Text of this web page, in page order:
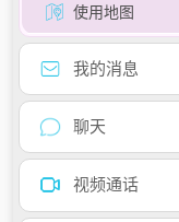
使用地图
我的消息
聊天
视频通话